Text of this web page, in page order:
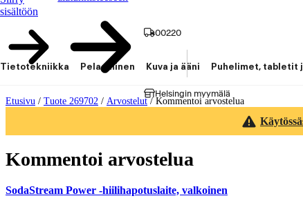
sisältöön
00220
Helsingin myymälä
Tietotekniikka Pelaaminen Kuva ja ääni Puhelimet, tabletit
Etusivu / Tuote 269702 / Arvostelut/ Kommentoi arvostelua
Kommentoi arvostelua
SodaStream Power -hiilihapotuslaite, valkoinen